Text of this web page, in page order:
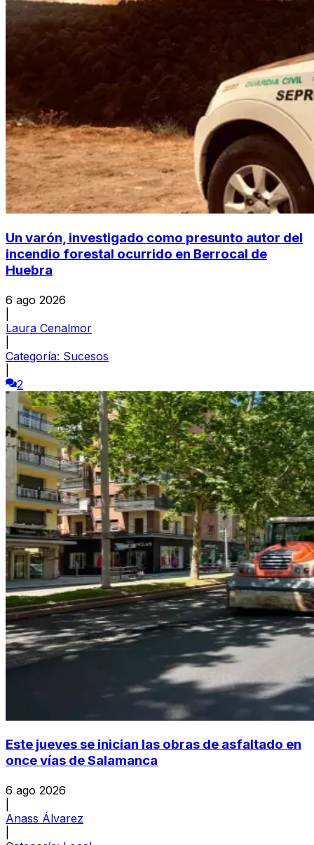
Un varón, investigado como presunto autor del
incendio forestal ocurrido en Berrocal de
Huebra
6 ago 2026
Laura Cenalmor
Categoría: Sucesos
2
Este jueves se inician las obras de asfaltado en
once vías de Salamanca
6 ago 2026
Anass Álvarez